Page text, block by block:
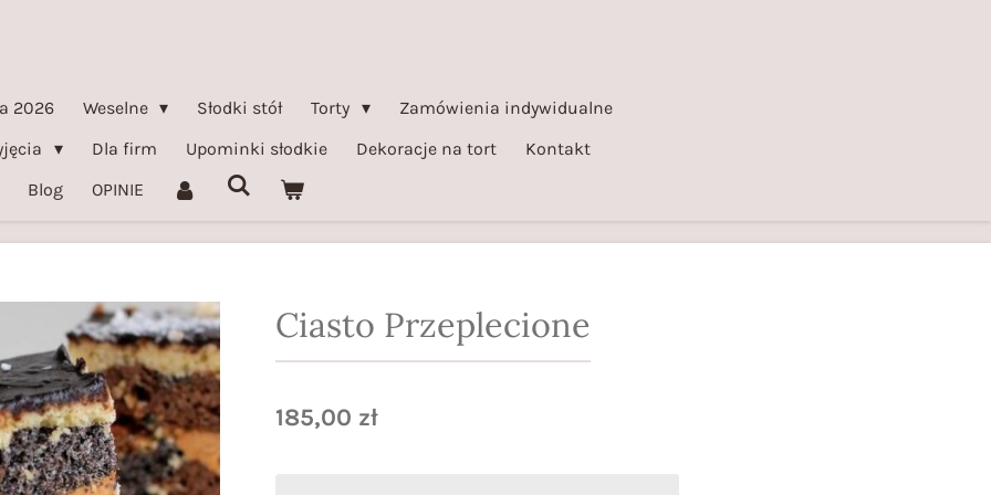
2026 Weselne Słodki stół Torty
Zamówienia indywidualne
Dla firm Upominki słodkie Dekoracje na tort
Kontakt
Blog OPINIE
Ciasto Przeplecione
185,00 zł